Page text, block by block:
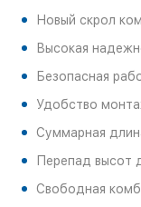
Новый скрол
Высокая
Безопасная
Удобство
Суммарная
Перепад высот
Свободная